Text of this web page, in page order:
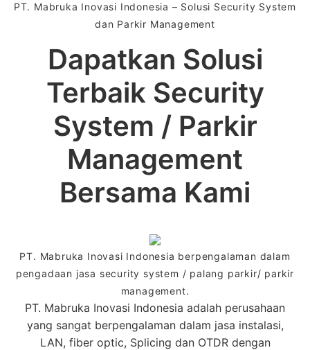
PT. Mabruka Inovasi Indonesia – Solusi Security System
dan Parkir Management
Dapatkan Solusi
Terbaik Security
System / Parkir
Management
Bersama Kami
PT. Mabruka Inovasi Indonesia berpengalaman dalam
pengadaan jasa security system / palang parkir/ parkir
management.
PT. Mabruka Inovasi Indonesia adalah perusahaan
yang sangat berpengalaman dalam jasa instalasi,
LAN, fiber optic, Splicing dan OTDR dengan